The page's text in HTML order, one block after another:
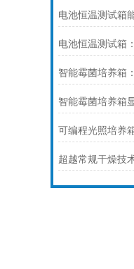
电池恒温测试箱